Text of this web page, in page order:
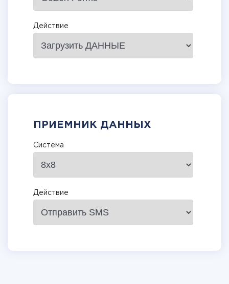
Действие
ПРИЕМНИК ДАННЫХ
Система
Действие